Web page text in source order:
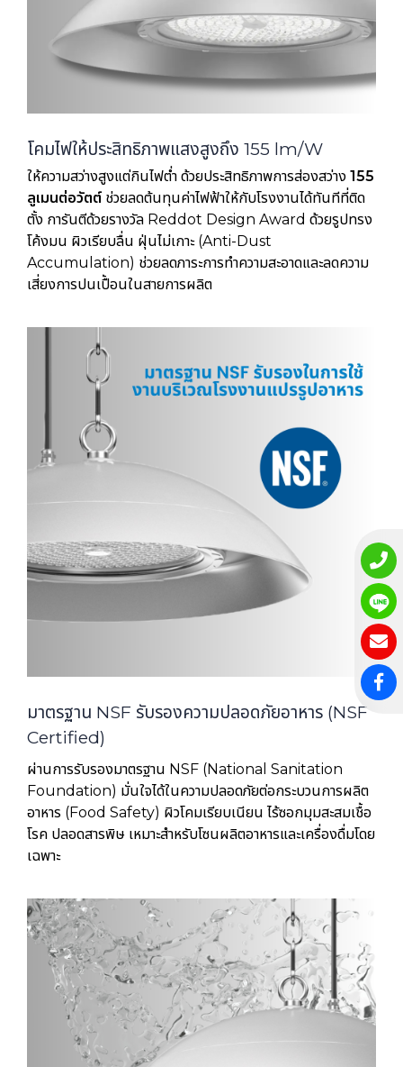
โคมไฟให้ประสิทธิภาพแสงสูงถึง 155 lm/W
ให้ความสว่างสูงแต่กินไฟต่ำ ด้วยประสิทธิภาพการส่องสว่าง 155
ลูเมนต่อวัตต์ช่วยลดต้นทุนค่าไฟฟ้าให้กับโรงงานได้ทันทีที่ติด
ตั้ง การันตีด้วยรางวัล Reddot Design Award ด้วยรูปทรง
โค้งมน ผิวเรียบลื่น ฝุ่นไม่เกาะ (Anti-Dust
Accumulation) ช่วยลดภาระการทำความสะอาดและลดความ
เสี่ยงการปนเปื้อนในสายการผลิต
มาตรฐาน NSF รับรองความปลอดภัยอาหาร (NSF
Certified)
ผ่านการรับรองมาตรฐาน NSF (National Sanitation
Foundation) มั่นใจได้ในความปลอดภัยต่อกระบวนการผลิต
อาหาร (Food Safety) ผิวโคมเรียบเนียน ไร้ซอกมุมสะสมเชื้อ
โรค ปลอดสารพิษ เหมาะสำหรับโซนผลิตอาหารและเครื่องดื่มโดย
เฉพาะ